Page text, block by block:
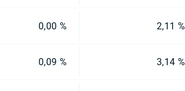
0,00 % 2,11 %
0,09 % 3,14 %